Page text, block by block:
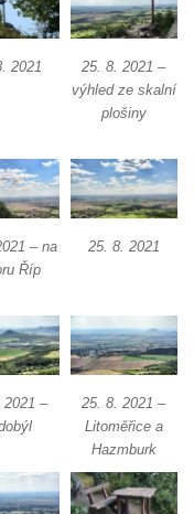
Pod
u
2021
25. 8. 2021 –
výhled ze skalní
plošiny
– na
Říp
25. 8. 2021
2021 –
25. 8. 2021 –
Litoměřice a
Hazmburk